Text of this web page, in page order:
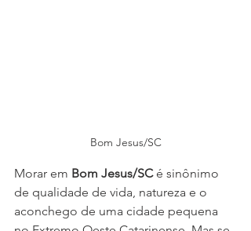
Bom Jesus/SC
Morar em Bom Jesus/SC é sinônimo
de qualidade de vida, natureza e o
aconchego de uma cidade pequena